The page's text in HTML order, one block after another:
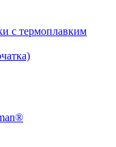
с термоплавким